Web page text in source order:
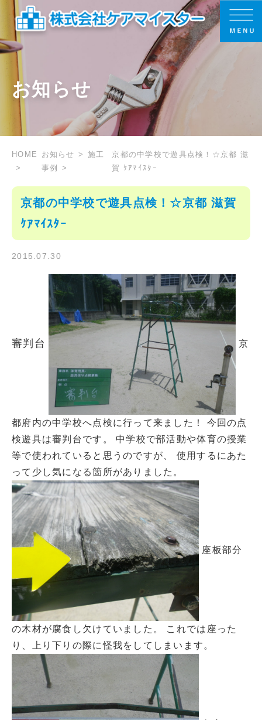
お知らせ
HOME お知らせ
施工
事例
京都の中学校で遊具点検！☆京都 滋
賀 ｹｱﾏｲｽﾀｰ
京都の中学校で遊具点検！☆京都 滋賀
ｹｱﾏｲｽﾀｰ
2015.07.30
審判台 京
都府内の中学校へ点検に行って来ました！ 今回の点
検遊具は審判台です。 中学校で部活動や体育の授業
等で使われていると思うのですが、 使用するにあた
って少し気になる箇所がありました。
座板部分
の木材が腐食し欠けていました。 これでは座った
り、上り下りの際に怪我をしてしまいます。